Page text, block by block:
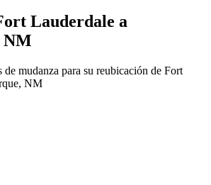
Lauderdale a
NM
de mudanza para su reubicación de Fort
NM